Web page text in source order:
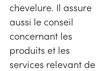
chevelure. Il assure
aussi le conseil
concernant les
produits et les
services relevant de